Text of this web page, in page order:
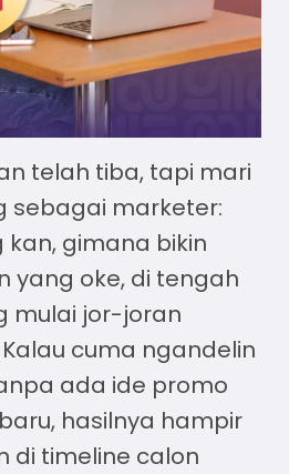
telah tiba, tapi mari
sebagai marketer:
kan, gimana bikin
yang oke, di tengah
mulai jor-joran
cuma ngandelin
ada ide promo
hasilnya hampir
di timeline calon